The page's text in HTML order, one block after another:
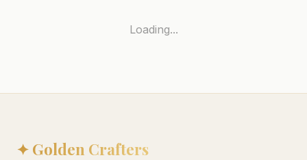
Loading...
✦ Golden Crafters